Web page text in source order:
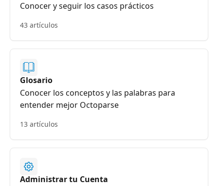
Conocer y seguir los casos prácticos
43 artículos
Glosario
Conocer los conceptos y las palabras para
entender mejor Octoparse
13 artículos
Administrar tu Cuenta